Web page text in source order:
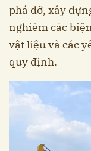
phá dỡ, xây
nghiêm các
vật liệu và các
quy định.